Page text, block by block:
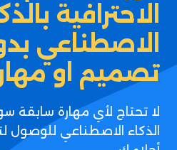
الاحترافية
الاصطناعي
تصميم او
لا تحتاج لأي مهارة سابقة
الذكاء الاصطناعي